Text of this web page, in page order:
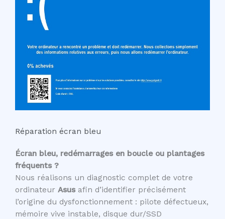
Réparation écran bleu
Écran bleu, redémarrages en boucle ou plantages
fréquents ?
Nous réalisons un diagnostic complet de votre
ordinateur Asusafin d’identifier précisément
l’origine du dysfonctionnement : pilote défectueux,
mémoire vive instable, disque dur/SSD